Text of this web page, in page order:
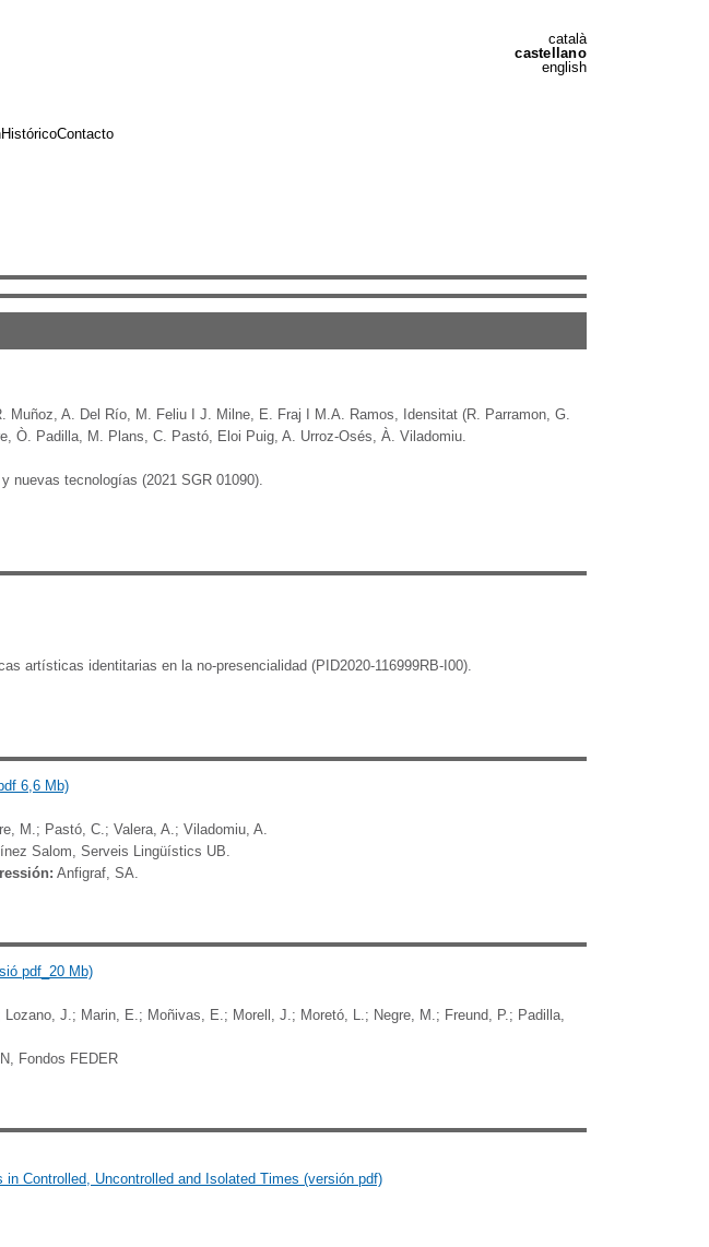
català
castellano
english
HistóricoContacto
A. Del Río, M. Feliu I J. Milne, E. Fraj I M.A. Ramos, Idensitat (R. Parramon, G.
Ò. Padilla, M. Plans, C. Pastó, Eloi Puig, A. Urroz-Osés, À. Viladomiu.
nuevas tecnologías (2021 SGR 01090).
artísticas identitarias en la no-presencialidad (PID2020-116999RB-I00).
6,6 Mb)
M.; Pastó, C.; Valera, A.; Viladomiu, A.
Salom, Serveis Lingüístics UB.
Anfigraf, SA.
pdf_20 Mb)
J.; Marin, E.; Moñivas, E.; Morell, J.; Moretó, L.; Negre, M.; Freund, P.; Padilla,
Fondos FEDER
in Controlled, Uncontrolled and Isolated Times (versión pdf)